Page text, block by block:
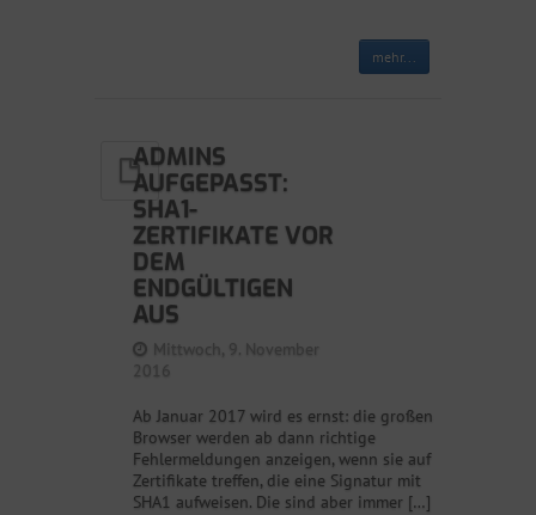
mehr...
ADMINS
AUFGEPASST:
SHA1-
ZERTIFIKATE VOR
DEM
ENDGÜLTIGEN
AUS
Mittwoch, 9. November
2016
Ab Januar 2017 wird es ernst: die großen
Browser werden ab dann richtige
Fehlermeldungen anzeigen, wenn sie auf
Zertifikate treffen, die eine Signatur mit
SHA1 aufweisen. Die sind aber immer […]